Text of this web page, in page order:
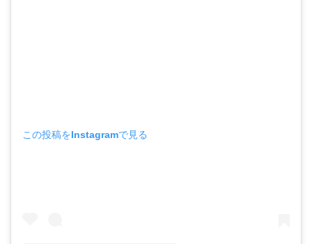
この投稿をInstagramで見る